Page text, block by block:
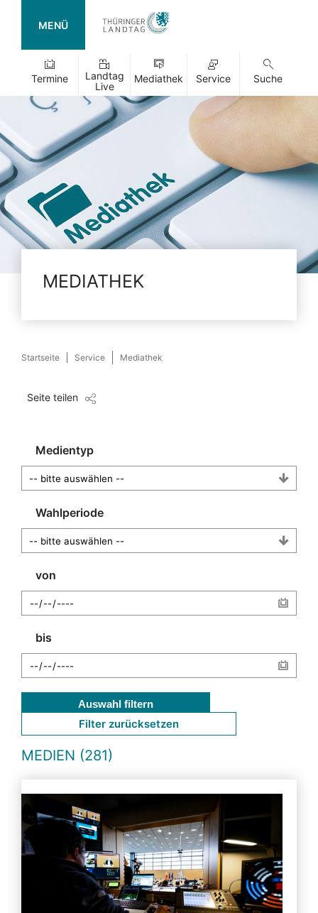
MENÜ
Termine
Landtag
Live
Mediathek Service Suche
MEDIATHEK
Startseite Service Mediathek
Seite teilen
Medientyp
Wahlperiode
von
bis
Auswahl filtern
Filter zurücksetzen
MEDIEN (281)